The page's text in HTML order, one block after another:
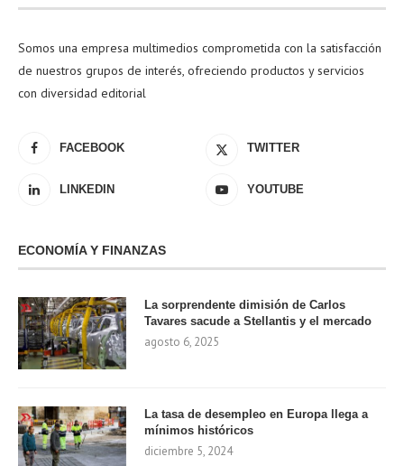
Somos una empresa multimedios comprometida con la satisfacción
de nuestros grupos de interés, ofreciendo productos y servicios
con diversidad editorial
FACEBOOK TWITTER
LINKEDIN YOUTUBE
ECONOMÍA Y FINANZAS
La sorprendente dimisión de Carlos
Tavares sacude a Stellantis y el mercado
agosto 6, 2025
La tasa de desempleo en Europa llega a
mínimos históricos
diciembre 5, 2024